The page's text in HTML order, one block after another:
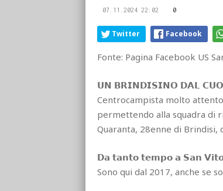
07.11.2024 22:02 0
Twitter Facebook
Fonte: Pagina Facebook US
𝗨𝗡 𝗕𝗥𝗜𝗡𝗗𝗜𝗦𝗜𝗡𝗢 𝗗𝗔𝗟
Centrocampista molto
permettendo alla squadra di
Quaranta, 28enne di Brindisi,
𝗗𝗮 𝘁𝗮𝗻𝘁𝗼 𝘁𝗲𝗺𝗽𝗼 𝗮 𝗦𝗮𝗻
Sono qui dal 2017, anche se